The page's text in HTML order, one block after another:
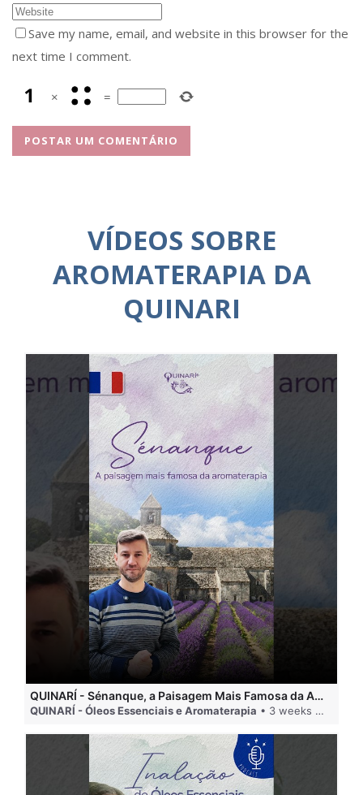
Save my name, email, and website in this browser for the
next time I comment.
× =
VÍDEOS SOBRE
AROMATERAPIA DA
QUINARI
QUINARÍ - Sénanque, a Paisagem Mais Famosa da Aromaterapia
QUINARÍ - Óleos Essenciais e Aromaterapia • 3 weeks ago